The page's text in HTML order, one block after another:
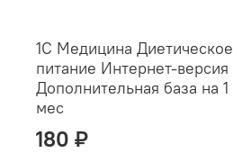
1С Медицина Диетическое
питание Интернет-версия
Дополнительная база на 1
мес
180 ₽